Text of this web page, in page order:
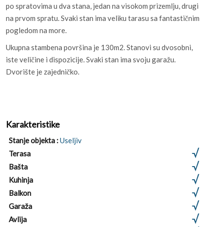
po spratovima u dva stana, jedan na visokom prizemlju, drugi
na prvom spratu. Svaki stan ima veliku tarasu sa fantastičnim
pogledom na more.
Ukupna stambena površina je 130m2. Stanovi su dvosobni,
iste veličine i dispozicije. Svaki stan ima svoju garažu.
Dvorište je zajedničko.
Karakteristike
Stanje objekta :Useljiv
Terasa
Bašta
Kuhinja
Balkon
Garaža
Avlija